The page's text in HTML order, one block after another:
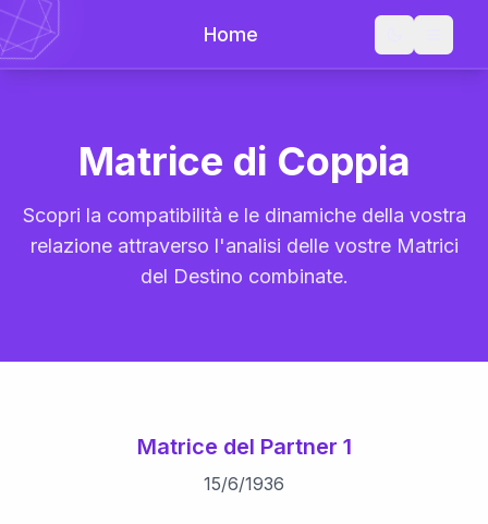
Home
Matrice di Coppia
Scopri la compatibilità e le dinamiche della vostra
relazione attraverso l'analisi delle vostre Matrici
del Destino combinate.
Matrice del Partner 1
15/6/1936